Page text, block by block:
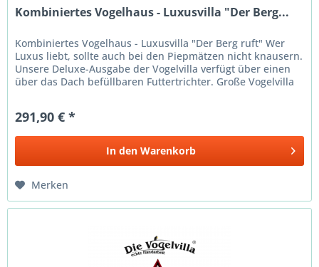
Kombiniertes Vogelhaus - Luxusvilla "Der Berg...
Kombiniertes Vogelhaus - Luxusvilla "Der Berg ruft" Wer
Luxus liebt, sollte auch bei den Piepmätzen nicht knausern.
Unsere Deluxe-Ausgabe der Vogelvilla verfügt über einen
über das Dach befüllbaren Futtertrichter. Große Vogelvilla
291,90 € *
In den Warenkorb
Merken